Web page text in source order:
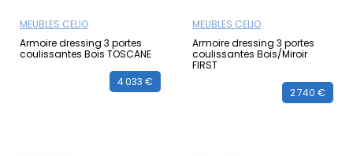
MEUBLES CELIO
Armoire dressing 3 portes
coulissantes Bois TOSCANE
4 033 €
MEUBLES CELIO
Armoire dressing 3 portes
coulissantes Bois/Miroir
FIRST
2 740 €